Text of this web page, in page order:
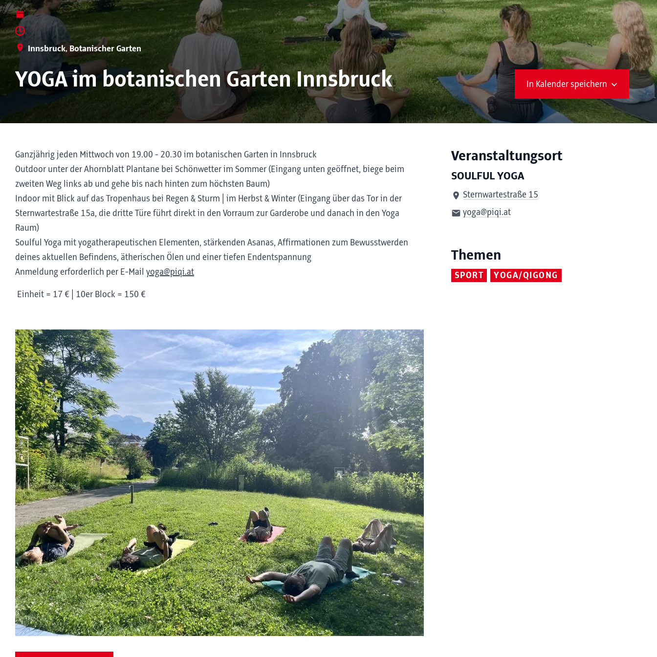
Innsbruck, Botanischer Garten
YOGA im botanischen Garten Innsbruck In Kalender speichern
Ganzjährig jeden Mittwoch von 19.00 - 20.30 im botanischen Garten in Innsbruck
Outdoor unter der Ahornblatt Plantane bei Schönwetter im Sommer (Eingang unten geöffnet, biege beim
zweiten Weg links ab und gehe bis nach hinten zum höchsten Baum)
Indoor mit Blick auf das Tropenhaus bei Regen & Sturm | im Herbst & Winter (Eingang über das Tor in der
Sternwartestraße 15a, die dritte Türe führt direkt in den Vorraum zur Garderobe und danach in den Yoga
Raum)
Soulful Yoga mit yogatherapeutischen Elementen, stärkenden Asanas, Affirmationen zum Bewusstwerden
deines aktuellen Befindens, ätherischen Ölen und einer tiefen Endentspannung
Anmeldung erforderlich per E-Mail yoga@piqi.at
Einheit = 17 € | 10er Block = 150 €
Veranstaltungsort
SOULFUL YOGA
Sternwartestraße 15
yoga@piqi.at
Themen
SPORT YOGA/QIGONG